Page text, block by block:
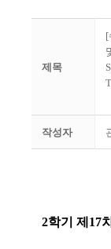
제목
[
작성자
2학기 제17